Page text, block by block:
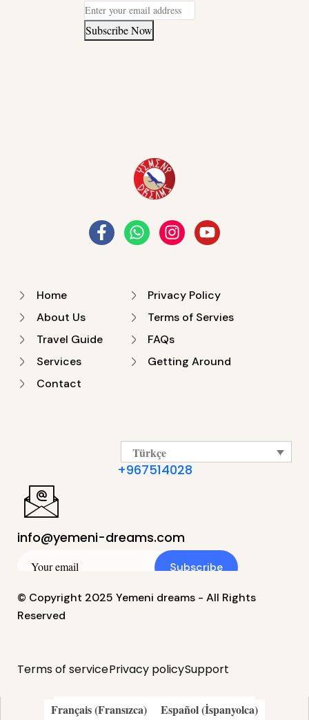
Subscribe Now
Home
About Us
Travel Guide
Services
Contact
Privacy Policy
Terms of Servies
FAQs
Getting Around
Türkçe
+967514028
info@yemeni-dreams.com
Subscribe
© Copyright 2025 Yemeni dreams - All Rights
Reserved
Terms of servicePrivacy policySupport
简体中文(Modern Çince) 繁體中文(Klasik Çince
Français(Fransızca) Español(İspanyolca)